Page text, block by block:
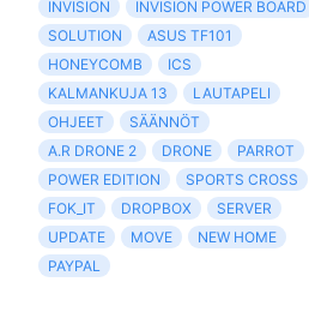
INVISION
INVISION POWER BOARD
SOLUTION
ASUS TF101
HONEYCOMB
ICS
KALMANKUJA 13
LAUTAPELI
OHJEET
SÄÄNNÖT
A.R DRONE 2
DRONE
PARROT
POWER EDITION
SPORTS CROSS
FOK_IT
DROPBOX
SERVER
UPDATE
MOVE
NEW HOME
PAYPAL